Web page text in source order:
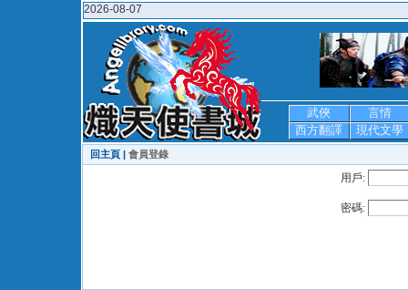
2026-08-07
武俠
言情
西方翻譯
現代文學
回主頁 | 會員登錄
用戶:
密碼: